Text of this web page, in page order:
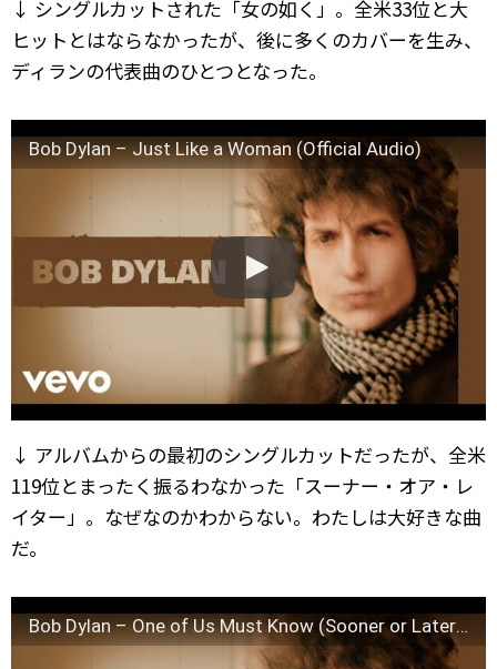
↓ シングルカットされた「女の如く」。全米33位と大
ヒットとはならなかったが、後に多くのカバーを生み、
ディランの代表曲のひとつとなった。
Bob Dylan – Just Like a Woman (Official Audio)
↓ アルバムからの最初のシングルカットだったが、全米
119位とまったく振るわなかった「スーナー・オア・レ
イター」。なぜなのかわからない。わたしは大好きな曲
だ。
Bob Dylan – One of Us Must Know (Sooner or Later) (Official Audio)